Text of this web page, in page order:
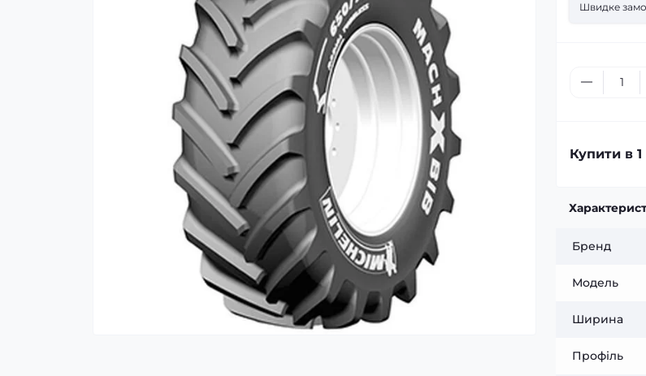
Швидке
Купити в 1
Бренд
Модель
Ширина
Профіль